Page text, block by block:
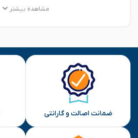
★
ارسال
مشاهده بیشتر
ضمانت اصالت و گارانتی